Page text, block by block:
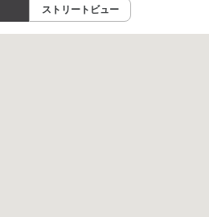
ストリートビュー